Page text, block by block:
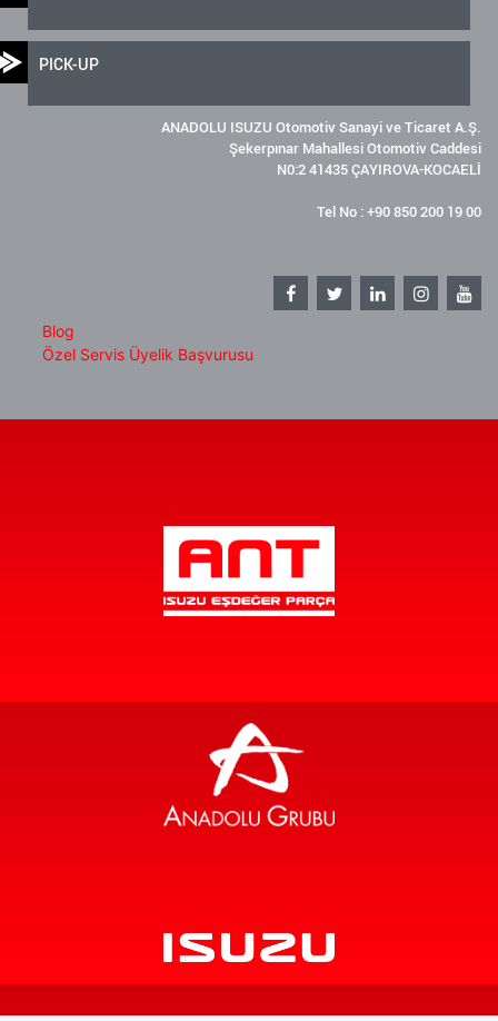
PICK-UP
ANADOLU ISUZU Otomotiv Sanayi ve Ticaret A.Ş.
Şekerpınar Mahallesi Otomotiv Caddesi
N0:2 41435 ÇAYIROVA-KOCAELİ
Tel No : +90 850 200 19 00
Blog
Özel Servis Üyelik Başvurusu